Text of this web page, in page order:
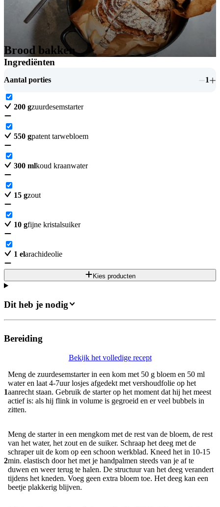
Brood bakken
Ingrediënten
Aantal porties 1
200 gzuurdesemstarter
550 gpatent tarwebloem
300 mlkoud kraanwater
15 gzout
10 gfijne kristalsuiker
1 elarachideolie
Kies producten
Dit heb je nodig
Bereiding
Bekijk het volledige recept
1
Meng de zuurdesemstarter in een kom met 50 g bloem en 50 ml
water en laat 4-7uur losjes afgedekt met vershoudfolie op het
aanrecht staan. Gebruik de starter op het moment dat hij het meest
actief is: als hij flink in volume is gegroeid en er veel bubbels in
zitten.
2
Meng de starter in een mengkom met de rest van de bloem, de rest
van het water, het zout en de suiker. Schraap het deeg met de
schraper uit de kom op een schoon werkblad. Kneed het in 10-15
min. elastisch door het met je handpalmen steeds van je af te
duwen en weer terug te halen. De structuur van het deeg verandert
tijdens het kneden. Voeg geen extra bloem toe. Het deeg kan een
beetje plakkerig blijven.